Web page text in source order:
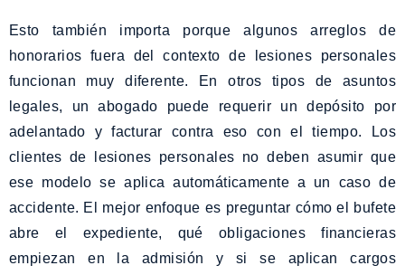
Esto también importa porque algunos arreglos de
honorarios fuera del contexto de lesiones personales
funcionan muy diferente. En otros tipos de asuntos
legales, un abogado puede requerir un depósito por
adelantado y facturar contra eso con el tiempo. Los
clientes de lesiones personales no deben asumir que
ese modelo se aplica automáticamente a un caso de
accidente. El mejor enfoque es preguntar cómo el bufete
abre el expediente, qué obligaciones financieras
empiezan en la admisión y si se aplican cargos